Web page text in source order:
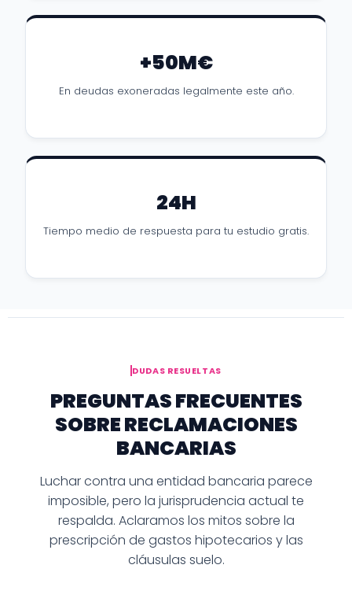
+50M€
En deudas exoneradas legalmente este año.
24H
Tiempo medio de respuesta para tu estudio gratis.
DUDAS RESUELTAS
PREGUNTAS FRECUENTES
SOBRE RECLAMACIONES
BANCARIAS
Luchar contra una entidad bancaria parece
imposible, pero la jurisprudencia actual te
respalda. Aclaramos los mitos sobre la
prescripción de gastos hipotecarios y las
cláusulas suelo.